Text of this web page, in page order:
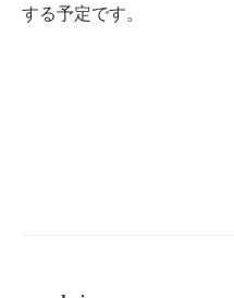
する予定です。